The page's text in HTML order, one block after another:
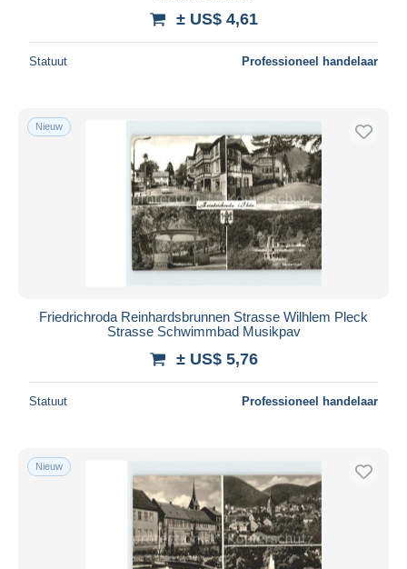
± US$ 4,61
Statuut Professioneel handelaar
Nieuw
Friedrichroda Reinhardsbrunnen Strasse Wilhlem Pleck
Strasse Schwimmbad Musikpav
± US$ 5,76
Statuut Professioneel handelaar
Nieuw